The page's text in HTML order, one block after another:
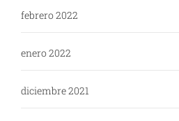
febrero 2022
enero 2022
diciembre 2021